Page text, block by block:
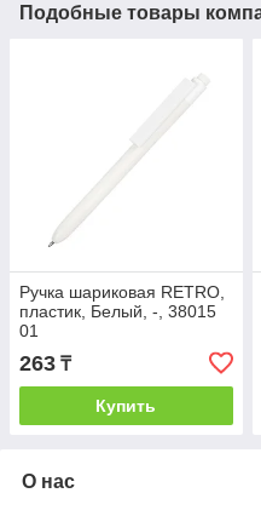
Подобные товары
Ручка шариковая RETRO,
пластик, Белый, -, 38015
01
263 ₸
Купить
О нас